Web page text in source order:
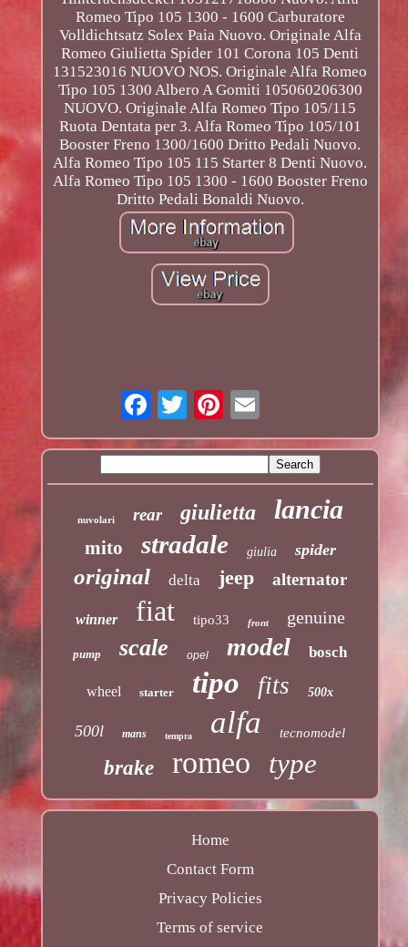
Romeo Tipo 105 1300 - 1600 Carburatore
Volldichtsatz Solex Paia Nuovo. Originale Alfa
Romeo Giulietta Spider 101 Corona 105 Denti
131523016 NUOVO NOS. Originale Alfa Romeo
Tipo 105 1300 Albero A Gomiti 105060206300
NUOVO. Originale Alfa Romeo Tipo 105/115
Ruota Dentata per 3. Alfa Romeo Tipo 105/101
Booster Freno 1300/1600 Dritto Pedali Nuovo.
Alfa Romeo Tipo 105 115 Starter 8 Denti Nuovo.
Alfa Romeo Tipo 105 1300 - 1600 Booster Freno
Dritto Pedali Bonaldi Nuovo.
nuvolari rear giulietta lancia
mito stradale giulia spider
original delta jeep alternator
winner fiat tipo33 front genuine
pump scale opel model bosch
wheel starter tipo fits 500x
500l mans tempra alfa tecnomodel
brake romeo type
Home
Contact Form
Privacy Policies
Terms of service